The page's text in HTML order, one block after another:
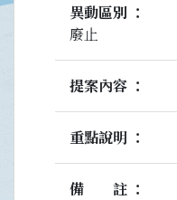
異動區別
廢止
提案內容
重點說明
備註